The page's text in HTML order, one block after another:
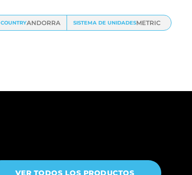
COUNTRYANDORRA SISTEMA DE UNIDADESMETRIC
VER TODOS LOS PRODUCTOS